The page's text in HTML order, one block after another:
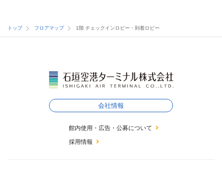
トップ フロアマップ 1階 チェックインロビー・到着ロビー
会社情報
館内使用・広告・公募について
採用情報